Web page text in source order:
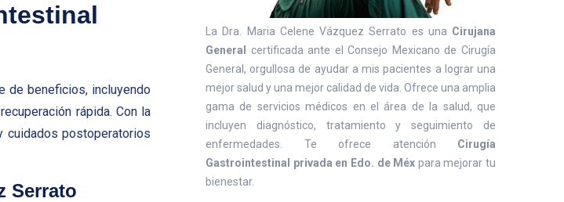
de beneficios, incluyendo
rápida. Con la
cuidados postoperatorios
Serrato
La Dra. Maria Celene Vázquez Serrato es una Cirujana
General certificada ante el Consejo Mexicano de Cirugía
General, orgullosa de ayudar a mis pacientes a lograr una
mejor salud y una mejor calidad de vida. Ofrece una amplia
gama de servicios médicos en el área de la salud, que
incluyen diagnóstico, tratamiento y seguimiento de
enfermedades. Te ofrece atención Cirugía
Gastrointestinal privada en Edo. de Méx para mejorar tu
bienestar.